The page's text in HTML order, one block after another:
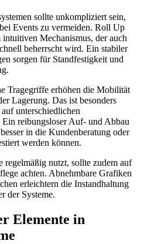
sollte unkompliziert sein,
Events zu vermeiden. Roll Up
Mechanismus, der auch
beherrscht wird. Ein stabiler
sorgen für Standfestigkeit und
Tragegriffe erhöhen die Mobilität
Lagerung. Das ist besonders
unterschiedlichen
Ein reibungsloser Auf- und Abbau
in die Kundenberatung oder
werden können.
regelmäßig nutzt, sollte zudem auf
achten. Abnehmbare Grafiken
erleichtern die Instandhaltung
der Systeme.
Elemente in